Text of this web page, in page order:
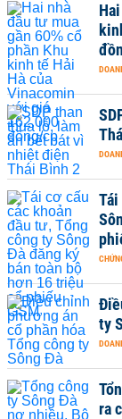
Tái
ty
ra